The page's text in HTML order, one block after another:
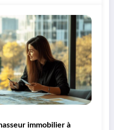
immobilier à